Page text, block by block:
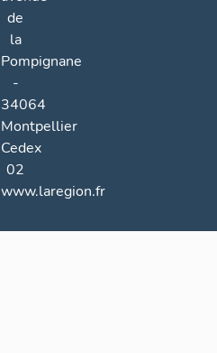
de
la
Pompignane
-
34064
Montpellier
Cedex
02
www.laregion.fr